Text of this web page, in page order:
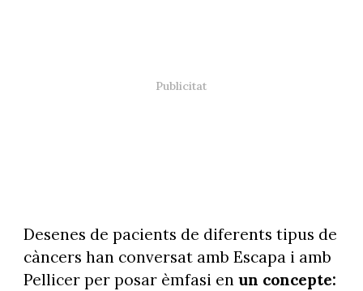
Desenes de pacients de diferents tipus de
càncers han conversat amb Escapa i amb
Pellicer per posar èmfasi en un concepte: